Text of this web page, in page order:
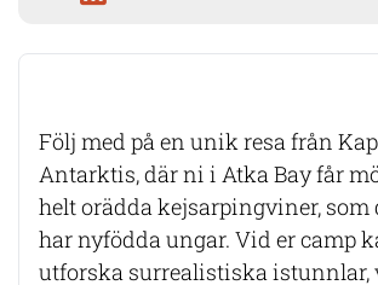
Följ med på en unik resa från
Antarktis, där ni i Atka Bay får
helt orädda kejsarpingviner,
har nyfödda ungar. Vid er camp
utforska surrealistiska istunnlar,